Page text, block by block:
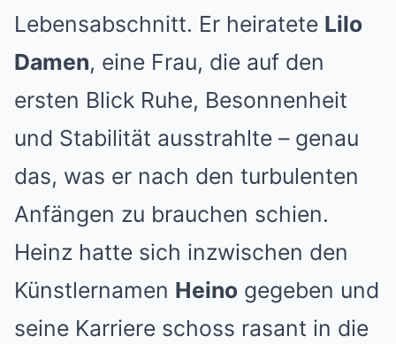
Lebensabschnitt. Er heiratete Lilo
Damen, eine Frau, die auf den
ersten Blick Ruhe, Besonnenheit
und Stabilität ausstrahlte – genau
das, was er nach den turbulenten
Anfängen zu brauchen schien.
Heinz hatte sich inzwischen den
Künstlernamen Heino gegeben und
seine Karriere schoss rasant in die